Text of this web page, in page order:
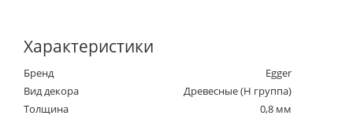
Характеристики
Бренд
Egger
Вид декора
Древесные (Н группа)
Толщина
0,8 мм